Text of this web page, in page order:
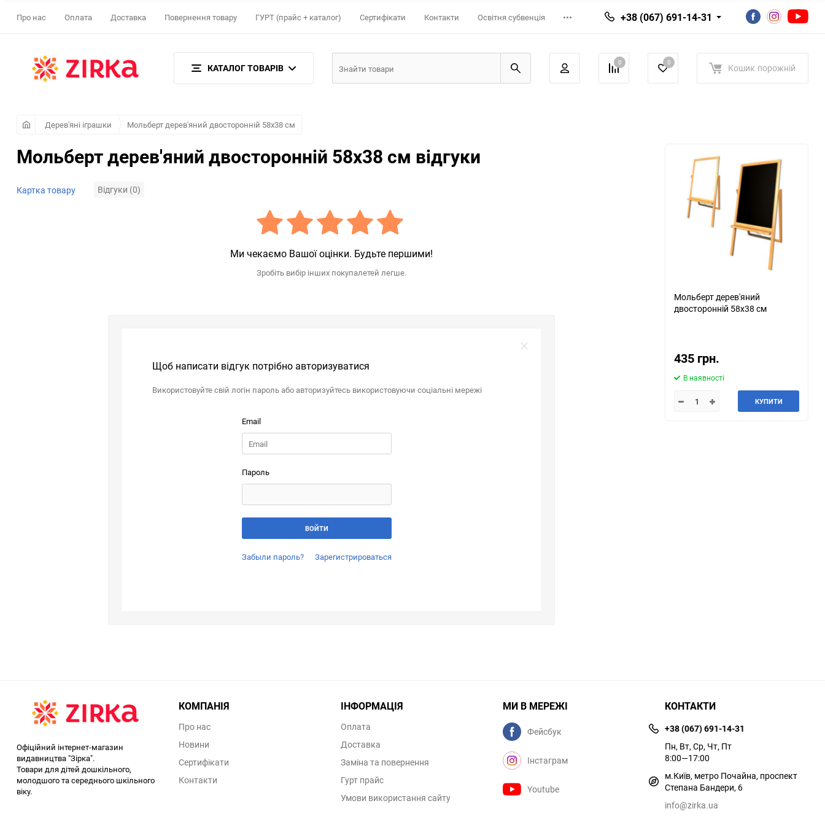
Про нас Оплата Доставка Повернення товару ГУРТ (прайс + каталог) Сертифікати Контакти Освітня субвенція +38 (067) 691-14-31
КАТАЛОГ ТОВАРІВ 0 0 Кошик порожній
Дерев'яні іграшки Мольберт дерев'яний двосторонній 58х38 см
Мольберт дерев'яний двосторонній 58х38 см відгуки
Картка товару Відгуки (0)
Ми чекаємо Вашої оцінки. Будьте першими!
Зробіть вибір інших покупалетей легше.
Щоб написати відгук потрібно авторизуватися
Використовуйте свій логін пароль або авторизуйтесь використовуючи соціальні мережі
Email
Пароль
Забыли пароль? Зарегистрироваться
Мольберт дерев'яний
двосторонній 58х38 см
435 грн.
В наявності
КУПИТИ
Офіційний інтернет-магазин
видавництва "Зірка".
Товари для дітей дошкільного,
молодшого та середнього шкільного
віку.
КОМПАНІЯ
Про нас
Новини
Сертифікати
Контакти
ІНФОРМАЦІЯ
Оплата
Доставка
Заміна та повернення
Гурт прайс
Умови використання сайту
МИ В МЕРЕЖІ
Фейсбук
Інстаграм
Youtube
КОНТАКТИ
+38 (067) 691-14-31
Пн, Вт, Ср, Чт, Пт
8:00—17:00
м.Київ, метро Почайна, проспект
Степана Бандери, 6
info@zirka.ua